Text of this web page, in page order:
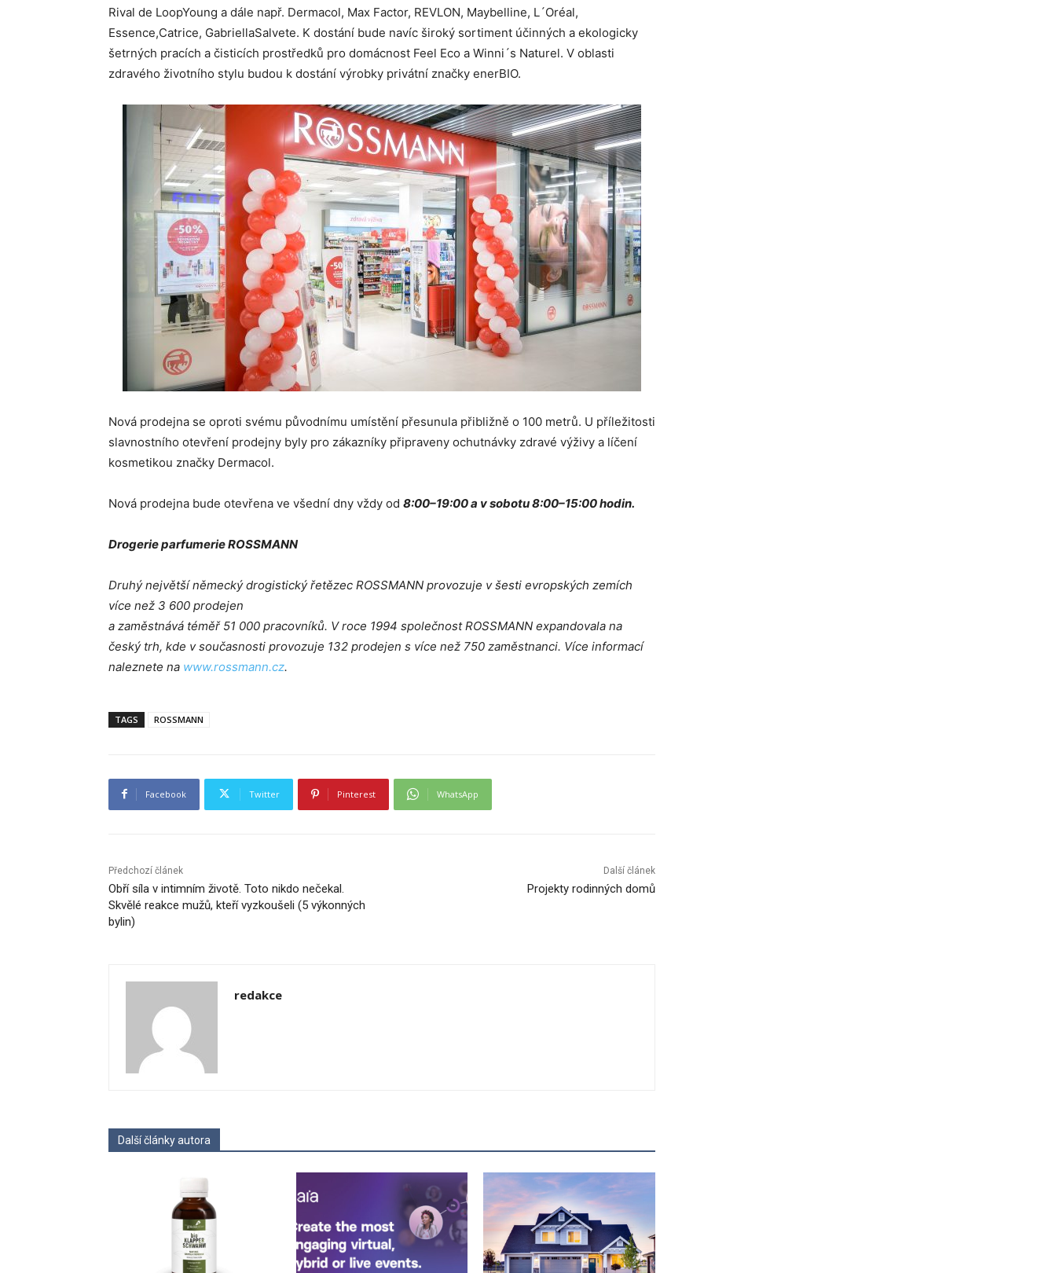
Rival de LoopYoung a dále např. Dermacol, Max Factor, REVLON, Maybelline, L´Oréal,
Essence,Catrice, GabriellaSalvete. K dostání bude navíc široký sortiment účinných a ekologicky
šetrných pracích a čisticích prostředků pro domácnost Feel Eco a Winni´s Naturel. V oblasti
zdravého životního stylu budou k dostání výrobky privátní značky enerBIO.
Nová prodejna se oproti svému původnímu umístění přesunula přibližně o 100 metrů. U příležitosti
slavnostního otevření prodejny byly pro zákazníky připraveny ochutnávky zdravé výživy a líčení
kosmetikou značky Dermacol.
Nová prodejna bude otevřena ve všední dny vždy od 8:00–19:00 a v sobotu 8:00–15:00 hodin.
Drogerie parfumerie ROSSMANN
Druhý největší německý drogistický řetězec ROSSMANN provozuje v šesti evropských zemích
více než 3 600 prodejen
a zaměstnává téměř 51 000 pracovníků. V roce 1994 společnost ROSSMANN expandovala na
český trh, kde v současnosti provozuje 132 prodejen s více než 750 zaměstnanci. Více informací
naleznete na www.rossmann.cz.
TAGS ROSSMANN
Facebook Twitter Pinterest WhatsApp
Předchozí článek
Obří síla v intimním životě. Toto nikdo nečekal.
Skvělé reakce mužů, kteří vyzkoušeli (5 výkonných
bylin)
Další článek
Projekty rodinných domů
redakce
Další články autora